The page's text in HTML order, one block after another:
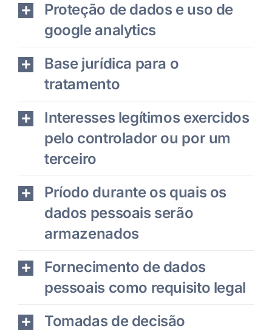
Proteção de dados e uso de
google analytics
Base jurídica para o
tratamento
Interesses legítimos exercidos
pelo controlador ou por um
terceiro
Príodo durante os quais os
dados pessoais serão
armazenados
Fornecimento de dados
pessoais como requisito legal
Tomadas de decisão